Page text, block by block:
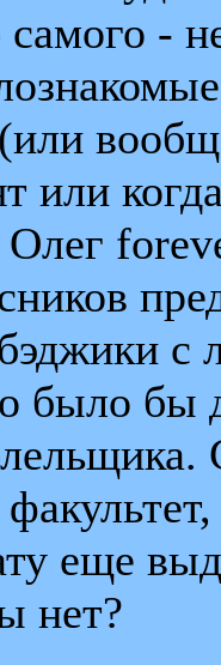
-
или
Олег
бэджики
было бы
еще
нет?